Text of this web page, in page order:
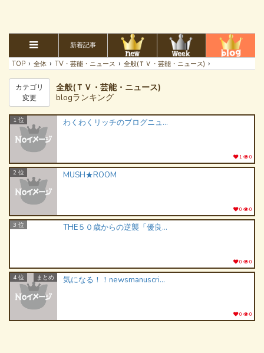
新着記事
TOP › 全体 › TV・芸能・ニュース › 全般(ＴＶ・芸能・ニュース) ›
カテゴリ
変更
全般(ＴＶ・芸能・ニュース)
blogランキング
1 位 わくわくリッチのブログニュース速報・話題のニュースブログ
1 0
2 位 MUSH★ROOM
0 0
3 位 THE５０歳からの逆襲「優良情報配信＆価値提供」をコンセプト
0 0
4 位 まとめ 気になる！！newsmanuscriptをpick up!
0 0